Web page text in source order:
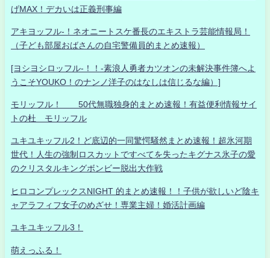
げMAX！デカいは正義刑事編
アキヨッフル-！ネオニートスケ番長のエキストラ芸能情報局！
（子ども部屋おばさんの自宅警備員的まとめ速報）
[ヨシヨシロッフル-！！-素浪人勇者カツオンの未解決事件簿へよ
うこそYOUKO！のナンノ洋子のはなしは信じるな編）]
モリッフル！ 50代無職独身的まとめ速報！有益便利情報サイ
トの杜 モリッフル
ユキユキッフル2！ど底辺的一同驚愕騒然まとめ速報！超氷河期
世代！人生の強制ロスカットですべてを失ったキグナス氷子の愛
のクリスタルキングボンビー脱出大作戦
ヒロコンプレックスNIGHT 的まとめ速報！！子供が欲しいど陰キ
ャアラフィフ女子のめざせ！専業主婦！婚活計画編
ユキユキッフル3！
萌えっふる！